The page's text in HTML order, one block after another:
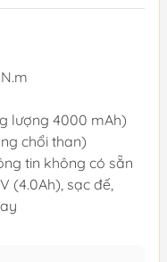
lượng 4000 mAh)
chổi than)
tin không có sẵn
(4.0Ah), sạc đế,